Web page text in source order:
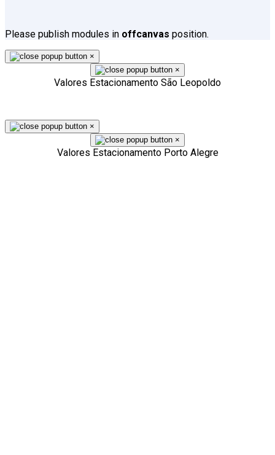
Please publish modules in offcanvas position.
×
×
Valores Estacionamento São Leopoldo
×
×
Valores Estacionamento Porto Alegre